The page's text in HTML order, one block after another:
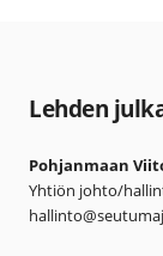
Lehden
Pohjanmaan
Yhtiön johto/